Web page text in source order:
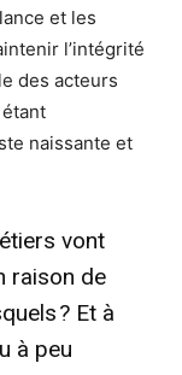
et les
l’intégrité
des acteurs
naissante et
vont
raison de
? Et à
à peu